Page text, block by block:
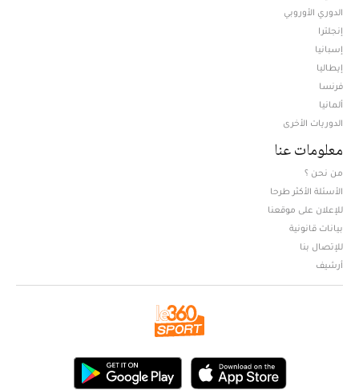
الدوري الأوروبي
إنجلترا
إسبانيا
إيطاليا
فرنسا
ألمانيا
الدوريات الأخرى
معلومات عنا
من نحن ؟
الأسئلة الأكثر طرحا
للإعلان على موقعنا
بيانات قانونية
للإتصال بنا
أرشيف